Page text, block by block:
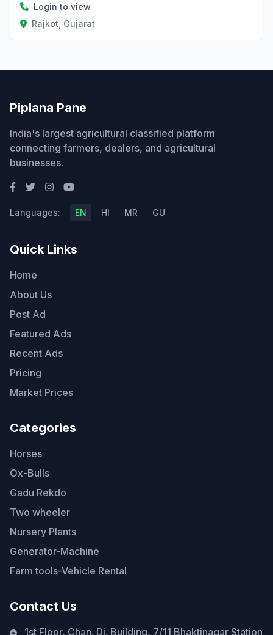
Login to view
Rajkot, Gujarat
Piplana Pane
India's largest agricultural classified platform
connecting farmers, dealers, and agricultural
businesses.
Languages: EN HI MR GU
Quick Links
Home
About Us
Post Ad
Featured Ads
Recent Ads
Pricing
Market Prices
Categories
Horses
Ox-Bulls
Gadu Rekdo
Two wheeler
Nursery Plants
Generator-Machine
Farm tools-Vehicle Rental
Contact Us
1st Floor, Chan. Di. Building, 7/11 Bhaktinagar Station